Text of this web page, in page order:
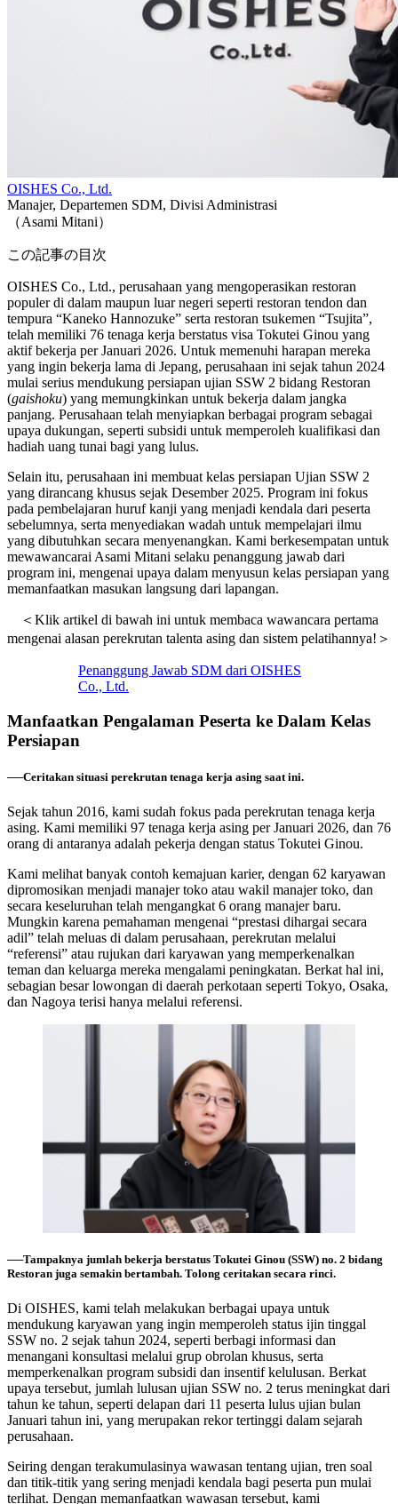
OISHES Co., Ltd.
Manajer, Departemen SDM, Divisi Administrasi
（Asami Mitani）
この記事の目次
OISHES Co., Ltd., perusahaan yang mengoperasikan restoran
populer di dalam maupun luar negeri seperti restoran tendon dan
tempura “Kaneko Hannozuke” serta restoran tsukemen “Tsujita”,
telah memiliki 76 tenaga kerja berstatus visa Tokutei Ginou yang
aktif bekerja per Januari 2026. Untuk memenuhi harapan mereka
yang ingin bekerja lama di Jepang, perusahaan ini sejak tahun 2024
mulai serius mendukung persiapan ujian SSW 2 bidang Restoran
(gaishoku) yang memungkinkan untuk bekerja dalam jangka
panjang. Perusahaan telah menyiapkan berbagai program sebagai
upaya dukungan, seperti subsidi untuk memperoleh kualifikasi dan
hadiah uang tunai bagi yang lulus.
Selain itu, perusahaan ini membuat kelas persiapan Ujian SSW 2
yang dirancang khusus sejak Desember 2025. Program ini fokus
pada pembelajaran huruf kanji yang menjadi kendala dari peserta
sebelumnya, serta menyediakan wadah untuk mempelajari ilmu
yang dibutuhkan secara menyenangkan. Kami berkesempatan untuk
mewawancarai Asami Mitani selaku penanggung jawab dari
program ini, mengenai upaya dalam menyusun kelas persiapan yang
memanfaatkan masukan langsung dari lapangan.
＜Klik artikel di bawah ini untuk membaca wawancara pertama
mengenai alasan perekrutan talenta asing dan sistem pelatihannya!＞
Penanggung Jawab SDM dari OISHES
Co., Ltd.
Manfaatkan Pengalaman Peserta ke Dalam Kelas
Persiapan
──Ceritakan situasi perekrutan tenaga kerja asing saat ini.
Sejak tahun 2016, kami sudah fokus pada perekrutan tenaga kerja
asing. Kami memiliki 97 tenaga kerja asing per Januari 2026, dan 76
orang di antaranya adalah pekerja dengan status Tokutei Ginou.
Kami melihat banyak contoh kemajuan karier, dengan 62 karyawan
dipromosikan menjadi manajer toko atau wakil manajer toko, dan
secara keseluruhan telah mengangkat 6 orang manajer baru.
Mungkin karena pemahaman mengenai “prestasi dihargai secara
adil” telah meluas di dalam perusahaan, perekrutan melalui
“referensi” atau rujukan dari karyawan yang memperkenalkan
teman dan keluarga mereka mengalami peningkatan. Berkat hal ini,
sebagian besar lowongan di daerah perkotaan seperti Tokyo, Osaka,
dan Nagoya terisi hanya melalui referensi.
──Tampaknya jumlah bekerja berstatus Tokutei Ginou (SSW) no. 2 bidang
Restoran juga semakin bertambah. Tolong ceritakan secara rinci.
Di OISHES, kami telah melakukan berbagai upaya untuk
mendukung karyawan yang ingin memperoleh status ijin tinggal
SSW no. 2 sejak tahun 2024, seperti berbagi informasi dan
menangani konsultasi melalui grup obrolan khusus, serta
memperkenalkan program subsidi dan insentif kelulusan. Berkat
upaya tersebut, jumlah lulusan ujian SSW no. 2 terus meningkat dari
tahun ke tahun, seperti delapan dari 11 peserta lulus ujian bulan
Januari tahun ini, yang merupakan rekor tertinggi dalam sejarah
perusahaan.
Seiring dengan terakumulasinya wawasan tentang ujian, tren soal
dan titik-titik yang sering menjadi kendala bagi peserta pun mulai
terlihat. Dengan memanfaatkan wawasan tersebut, kami